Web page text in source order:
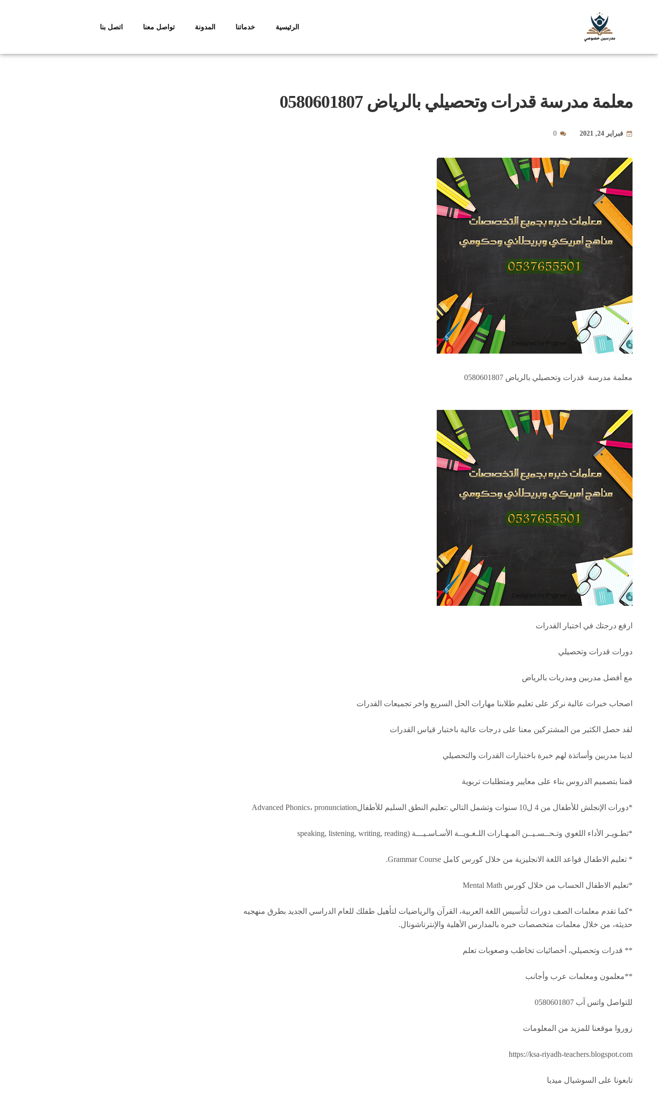
الرئيسية خدماتنا المدونة تواصل معنا اتصل بنا
معلمة مدرسة قدرات وتحصيلي بالرياض 0580601807
فبراير 24, 2021
معلمة مدرسة قدرات وتحصيلي بالرياض 0580601807
ارفع درجتك في اختبار القدرات
دورات قدرات وتحصيلي
مع أفضل مدربين ومدربات بالرياض
اصحاب خبرات عالية نركز على تعليم طلابنا مهارات الحل السريع واخر تجميعات القدرات
لقد حصل الكثير من المشتركين معنا على درجات عالية باختبار قياس القدرات
لدينا مدربين وأساتذة لهم خبرة باختبارات القدرات والتحصيلي
قمنا بتصميم الدروس بناء على معايير ومتطلبات تربوية
*دورات الإنجلش للأطفال من 4 ل10 سنوات وتشمل التالي :تعليم النطق السليم للأطفالAdvanced Phonics، pronunciation
*تطـويـر الأداء اللغوي وتـحــسـيــن المـهـارات اللـغـويــة الأسـاسـيـــة (speaking, listening, writing, reading
* تعليم الاطفال قواعد اللغة الانجليزية من خلال كورس كامل Grammar Course.
*تعليم الاطفال الحساب من خلال كورس Mental Math
*كما تقدم معلمات الصف دورات لتأسيس اللغة العربية، القرآن والرياضيات لتأهيل طفلك للعام الدراسي الجديد بطرق منهجيه
حديثه، من خلال معلمات متخصصات خبره بالمدارس الأهلية والإنترناشونال.
** قدرات وتحصيلي، أخصائيات تخاطب وصعوبات تعلم
**معلمون ومعلمات عرب وأجانب
للتواصل واتس آب 0580601807
زوروا موقعنا للمزيد من المعلومات
https://ksa-riyadh-teachers.blogspot.com
تابعونا على السوشيال ميديا